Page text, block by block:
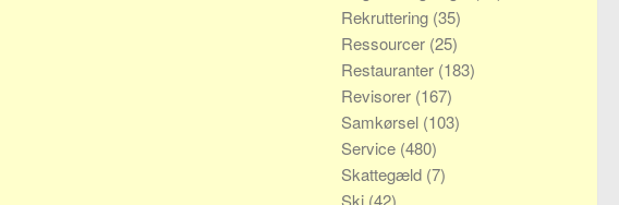
Rekruttering (35)
Ressourcer (25)
Restauranter (183)
Revisorer (167)
Samkørsel (103)
Service (480)
Skattegæld (7)
Ski (42)